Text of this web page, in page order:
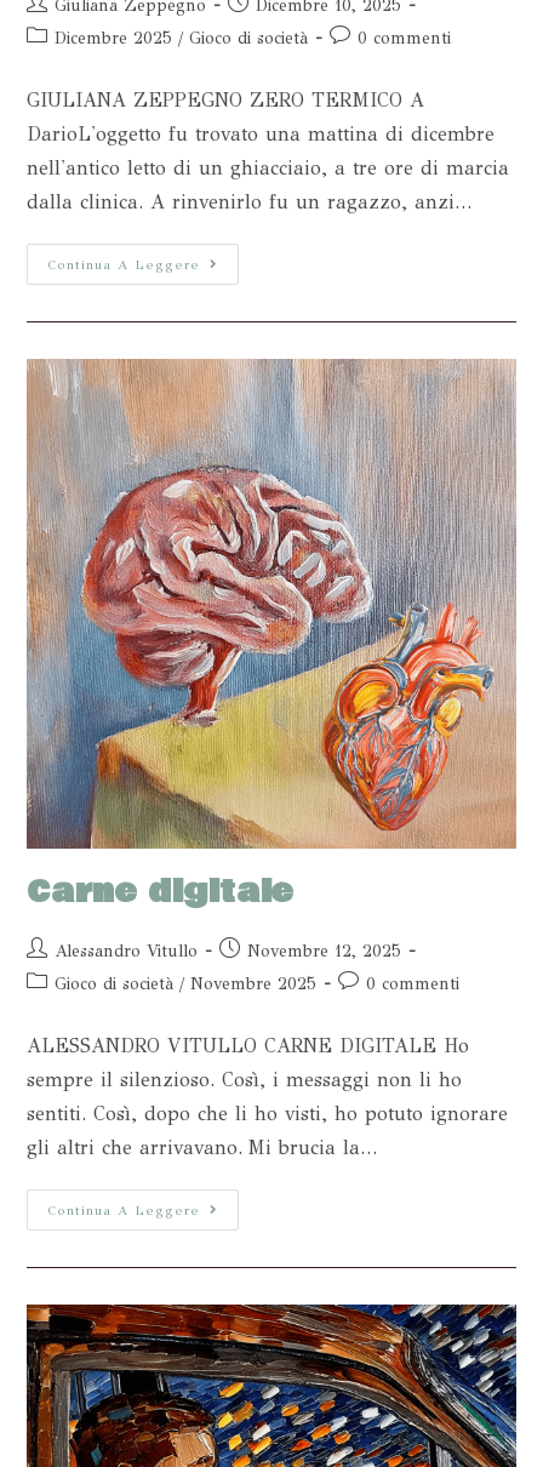
Giuliana Zeppegno
Dicembre 10, 2025
Dicembre 2025 / Gioco di società 0 commenti
GIULIANA ZEPPEGNO ZERO TERMICO A
DarioL'oggetto fu trovato una mattina di dicembre
nell'antico letto di un ghiacciaio, a tre ore di marcia
dalla clinica. A rinvenirlo fu un ragazzo, anzi…
Continua A Leggere
Carne digitale
Alessandro Vitullo
Novembre 12, 2025
Gioco di società / Novembre 2025 0 commenti
ALESSANDRO VITULLO CARNE DIGITALE Ho
sempre il silenzioso. Così, i messaggi non li ho
sentiti. Così, dopo che li ho visti, ho potuto ignorare
gli altri che arrivavano. Mi brucia la…
Continua A Leggere